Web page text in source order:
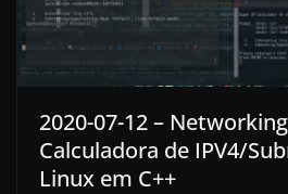
2020-07-12 –
Calculadora de IPV4/
Linux em C++